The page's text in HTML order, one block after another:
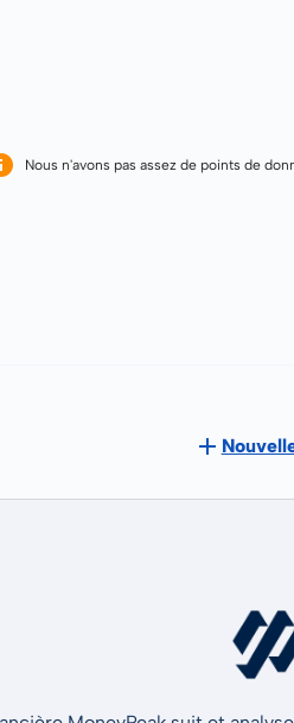
Nous n'avons pas assez de points de